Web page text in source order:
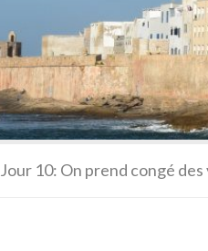
Jour 10: On prend congé des